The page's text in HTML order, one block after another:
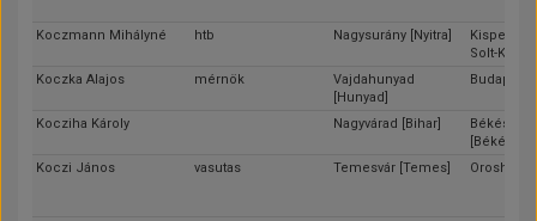
Koczmann Mihályné htb Nagysurány [Nyitra]
Kispest
Solt-
Koczka Alajos
mérnök
Vajdahunyad
[Hunyad]
Budapest
Kocziha Károly Nagyvárad [Bihar]
[Békés]
Koczi János
vasutas Temesvár [Temes] Orosháza